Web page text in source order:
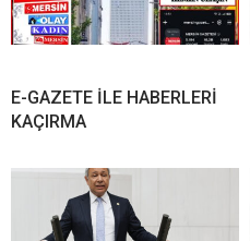
E-GAZETE İLE HABERLERİ
KAÇIRMA